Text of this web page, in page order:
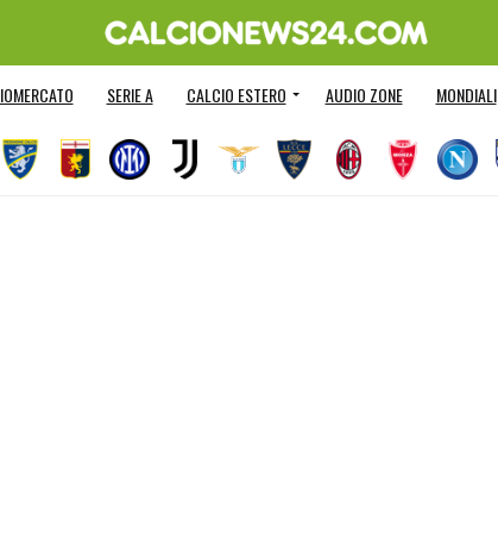
SERIE A CALCIO ESTERO AUDIO ZONE MONDIALI